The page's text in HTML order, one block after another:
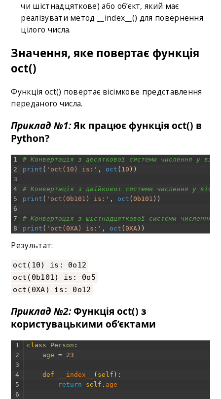
чи шістнадцяткове) або об’єкт, який має
реалізувати метод __index__() для повернення
цілого числа.
Значення, яке повертає функція
oct()
Функція oct() повертає вісімкове представлення
переданого числа.
Приклад №1:Як працює функція oct() в
Python?
1
2
3
4
5
6
7
8
# Конвертація з десяткової системи числення у
print ( 'oct(10) is:' , oct ( 10 ) )
# Конвертація з двійкової системи числення у
print ( 'oct(0b101) is:' , oct (0b101 ) )
# Конвертація з шістнадцяткової системи числення
print ( 'oct(0XA) is:' , oct (0XA ) )
Результат:
oct(10) is: 0o12
oct(0b101) is: 0o5
oct(0XA) is: 0o12
Приклад №2:Функція oct() з
користувацькими об’єктами
1
2
3
4
5
6
class Person :
age
= 23
def __index__ ( self ) :
return
self . age